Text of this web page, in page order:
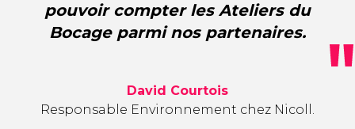
pouvoir compter les Ateliers du
Bocage parmi nos partenaires.
David Courtois
Responsable Environnement chez Nicoll.